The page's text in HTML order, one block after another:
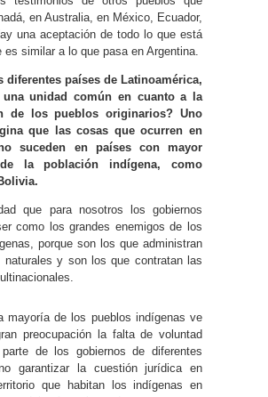
en Australia, en México, Ecuador,
una aceptación de todo lo que está
es similar a lo que pasa en Argentina.
diferentes países de Latinoamérica,
una unidad común en cuanto a la
de los pueblos originarios? Uno
que las cosas que ocurren en
suceden en países con mayor
la población indígena, como
que para nosotros los gobiernos
como los grandes enemigos de los
porque son los que administran
naturales y son los que contratan las
mayoría de los pueblos indígenas ve
preocupación la falta de voluntad
de los gobiernos de diferentes
garantizar la cuestión jurídica en
que habitan los indígenas en